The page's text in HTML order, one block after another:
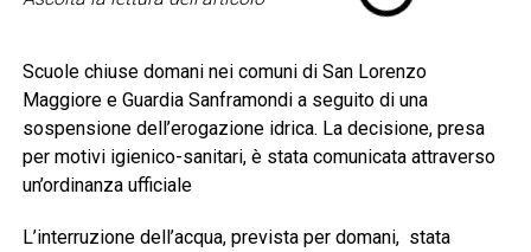
Scuole chiuse domani nei comuni di San Lorenzo
Maggiore e Guardia Sanframondi a seguito di una
sospensione dell’erogazione idrica. La decisione, presa
per motivi igienico-sanitari, è stata comunicata attraverso
un’ordinanza ufficiale
L’interruzione dell’acqua, prevista per domani, stata